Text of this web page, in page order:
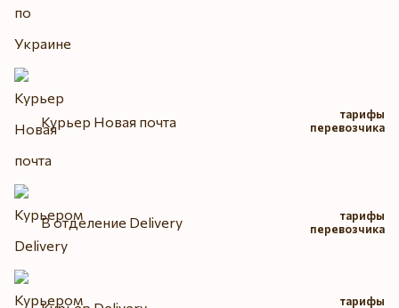
Курьер Новая почта
тарифы
перевозчика
В отделение Delivery
тарифы
перевозчика
тарифы